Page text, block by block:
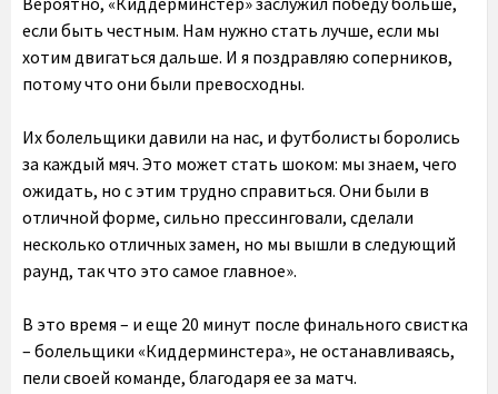
если быть честным. Нам нужно стать лучше, если мы
хотим двигаться дальше. И я поздравляю соперников,
потому что они были превосходны.
Их болельщики давили на нас, и футболисты боролись
за каждый мяч. Это может стать шоком: мы знаем, чего
ожидать, но с этим трудно справиться. Они были в
отличной форме, сильно прессинговали, сделали
несколько отличных замен, но мы вышли в следующий
раунд, так что это самое главное».
В это время – и еще 20 минут после финального свистка
– болельщики «Киддерминстера», не останавливаясь,
пели своей команде, благодаря ее за матч.